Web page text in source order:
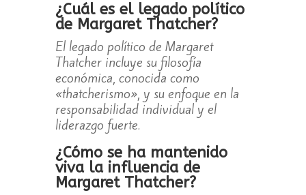
¿Cuál es el legado político
de Margaret Thatcher?
El legado político de Margaret
Thatcher incluye su filosofía
económica, conocida como
«thatcherismo», y su enfoque en la
responsabilidad individual y el
liderazgo fuerte.
¿Cómo se ha mantenido
viva la influencia de
Margaret Thatcher?